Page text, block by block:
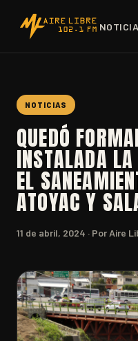
NOTICIAS
QUEDÓ
INSTALADA
EL
ATOYAC Y
11 de abril, 2024 · Por Aire